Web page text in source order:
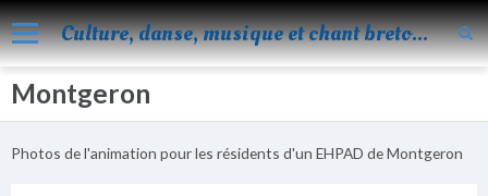
Culture, danse, musique et chant bretons
Accueil
Montgeron
Photos de l'animation pour les résidents d'un EHPAD de Montgeron